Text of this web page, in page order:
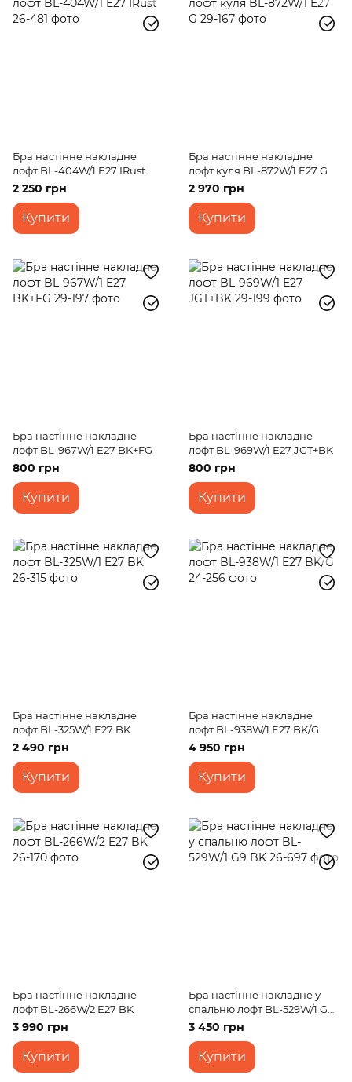
Бра настінне накладне
лофт BL-404W/1 E27 IRust
2 250 грн
Купити
Бра настінне накладне
лофт куля BL-872W/1 E27 G
2 970 грн
Купити
Бра настінне накладне
лофт BL-967W/1 E27 BK+FG
800 грн
Купити
Бра настінне накладне
лофт BL-969W/1 E27 JGT+BK
800 грн
Купити
Бра настінне накладне
лофт BL-325W/1 E27 BK
2 490 грн
Купити
Бра настінне накладне
лофт BL-938W/1 E27 BK/G
4 950 грн
Купити
Бра настінне накладне
лофт BL-266W/2 E27 BK
3 990 грн
Купити
Бра настінне накладне у
спальню лофт BL-529W/1 G9
BK
3 450 грн
Купити